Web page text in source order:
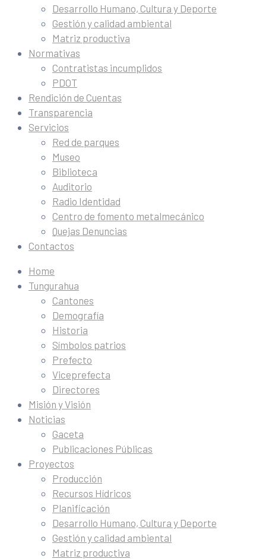
Desarrollo Humano, Cultura y Deporte
Gestión y calidad ambiental
Matriz productiva
Normativas
Contratistas incumplidos
PDOT
Rendición de Cuentas
Transparencia
Servicios
Red de parques
Museo
Biblioteca
Auditorio
Radio Identidad
Centro de fomento metalmecánico
Quejas Denuncias
Contactos
Home
Tungurahua
Cantones
Demografía
Historia
Símbolos patrios
Prefecto
Viceprefecta
Directores
Misión y Visión
Noticias
Gaceta
Publicaciones Públicas
Proyectos
Producción
Recursos Hídricos
Planificación
Desarrollo Humano, Cultura y Deporte
Gestión y calidad ambiental
Matriz productiva